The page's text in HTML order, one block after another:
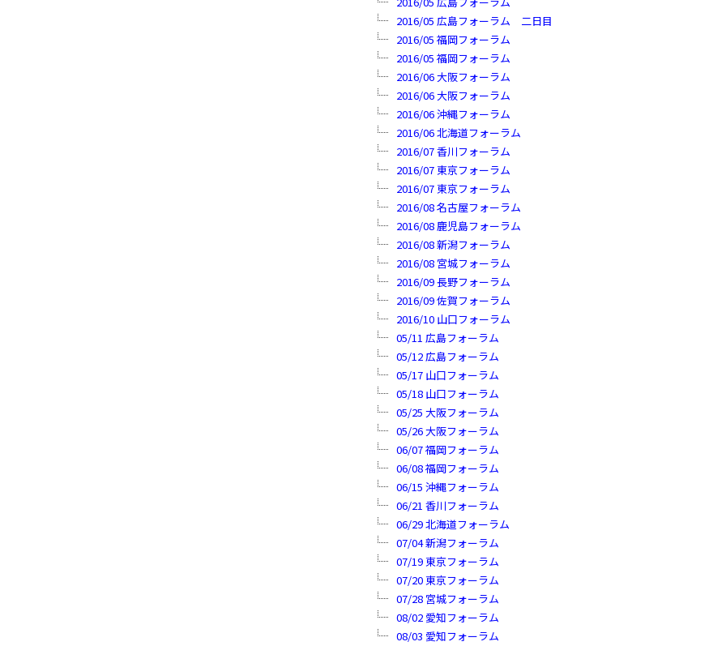
2016/05 広島フォーラム 二日目
2016/05 福岡フォーラム
2016/05 福岡フォーラム
2016/06 大阪フォーラム
2016/06 大阪フォーラム
2016/06 沖縄フォーラム
2016/06 北海道フォーラム
2016/07 香川フォーラム
2016/07 東京フォーラム
2016/07 東京フォーラム
2016/08 名古屋フォーラム
2016/08 鹿児島フォーラム
2016/08 新潟フォーラム
2016/08 宮城フォーラム
2016/09 長野フォーラム
2016/09 佐賀フォーラム
2016/10 山口フォーラム
05/11 広島フォーラム
05/12 広島フォーラム
05/17 山口フォーラム
05/18 山口フォーラム
05/25 大阪フォーラム
05/26 大阪フォーラム
06/07 福岡フォーラム
06/08 福岡フォーラム
06/15 沖縄フォーラム
06/21 香川フォーラム
06/29 北海道フォーラム
07/04 新潟フォーラム
07/19 東京フォーラム
07/20 東京フォーラム
07/28 宮城フォーラム
08/02 愛知フォーラム
08/03 愛知フォーラム